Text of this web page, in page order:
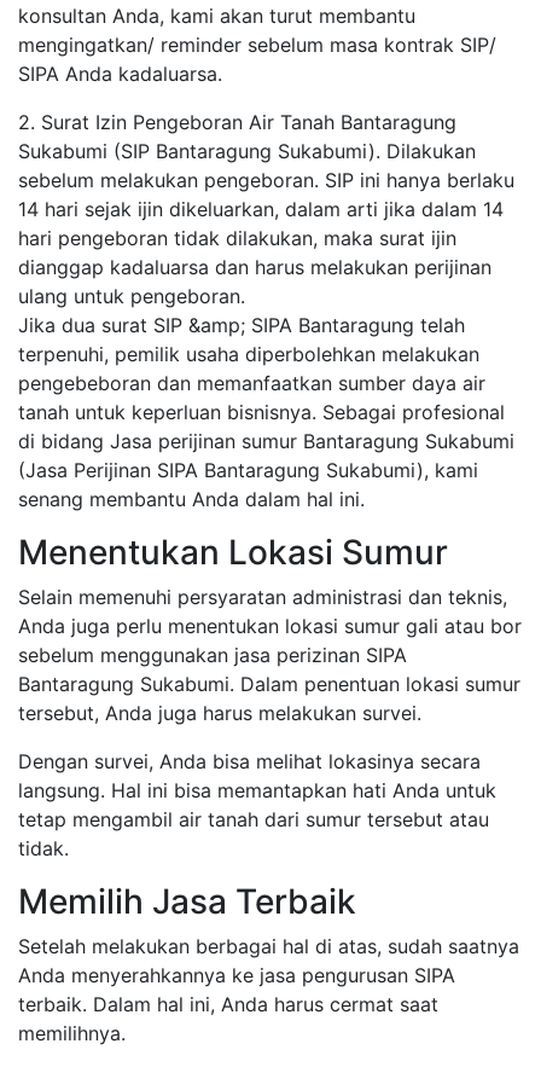
konsultan Anda, kami akan turut membantu
mengingatkan/ reminder sebelum masa kontrak SIP/
SIPA Anda kadaluarsa.
2. Surat Izin Pengeboran Air Tanah Bantaragung
Sukabumi (SIP Bantaragung Sukabumi). Dilakukan
sebelum melakukan pengeboran. SIP ini hanya berlaku
14 hari sejak ijin dikeluarkan, dalam arti jika dalam 14
hari pengeboran tidak dilakukan, maka surat ijin
dianggap kadaluarsa dan harus melakukan perijinan
ulang untuk pengeboran.
Jika dua surat SIP &amp; SIPA Bantaragung telah
terpenuhi, pemilik usaha diperbolehkan melakukan
pengebeboran dan memanfaatkan sumber daya air
tanah untuk keperluan bisnisnya. Sebagai profesional
di bidang Jasa perijinan sumur Bantaragung Sukabumi
(Jasa Perijinan SIPA Bantaragung Sukabumi), kami
senang membantu Anda dalam hal ini.
Menentukan Lokasi Sumur
Selain memenuhi persyaratan administrasi dan teknis,
Anda juga perlu menentukan lokasi sumur gali atau bor
sebelum menggunakan jasa perizinan SIPA
Bantaragung Sukabumi. Dalam penentuan lokasi sumur
tersebut, Anda juga harus melakukan survei.
Dengan survei, Anda bisa melihat lokasinya secara
langsung. Hal ini bisa memantapkan hati Anda untuk
tetap mengambil air tanah dari sumur tersebut atau
tidak.
Memilih Jasa Terbaik
Setelah melakukan berbagai hal di atas, sudah saatnya
Anda menyerahkannya ke jasa pengurusan SIPA
terbaik. Dalam hal ini, Anda harus cermat saat
memilihnya.